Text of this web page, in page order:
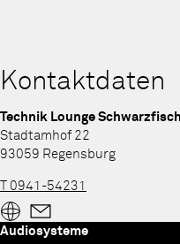
Kontaktdaten
Technik Lounge
Stadtamhof 22
93059 Regensburg
T 0941-54231
Audiosysteme